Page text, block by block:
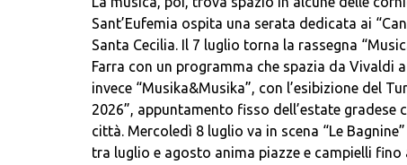
Sant’Eufemia ospita una serata dedicata ai
Santa Cecilia. Il 7 luglio torna la rassegna
Farra con un programma che spazia da Vivaldi
invece “Musika&Musika”, con l’esibizione del
2026”, appuntamento fisso dell’estate
città. Mercoledì 8 luglio va in scena “Le
tra luglio e agosto anima piazze e campielli fino